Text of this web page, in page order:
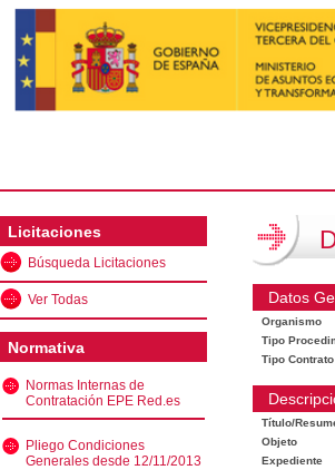
Licitaciones
Búsqueda Licitaciones
Ver Todas
Normativa
Normas Internas de
Contratación EPE Red.es
Pliego Condiciones
Generales desde 12/11/2013
Datos
Organismo
Tipo
Tipo Contrato
Título/
Objeto
Expediente